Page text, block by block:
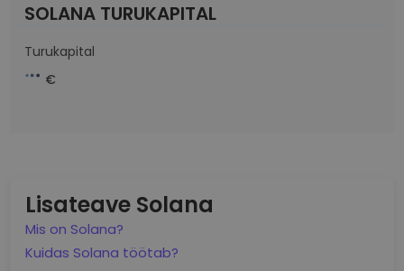
Lisateave Solana
Mis on Solana?
Kuidas Solana töötab?
SOLANA TURUKAPITAL
Turukapital
€